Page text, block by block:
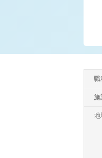
職
施
地